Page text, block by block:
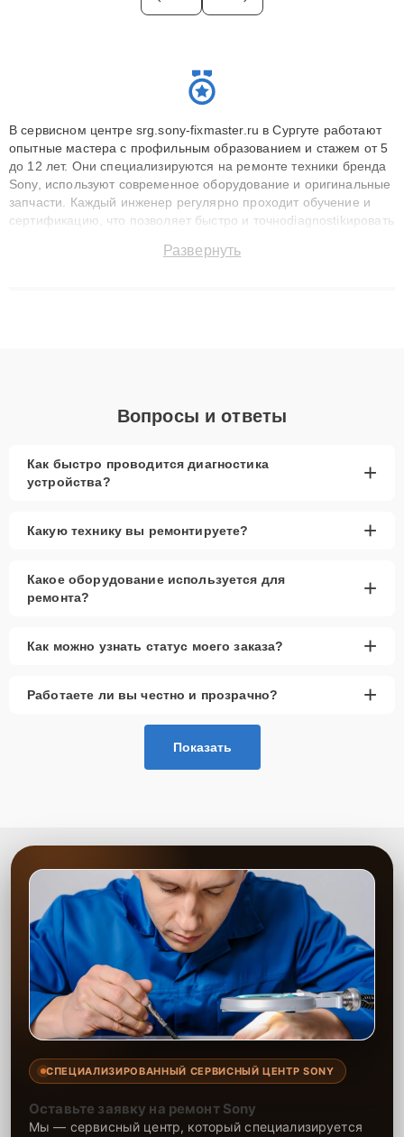
В сервисном центре srg.sony-fixmaster.ru в Сургуте работают
опытные мастера с профильным образованием и стажем от 5
до 12 лет. Они специализируются на ремонте техники бренда
Sony, используют современное оборудование и оригинальные
запчасти. Каждый инженер регулярно проходит обучение и
сертификацию, что позволяет быстро и точноdiagnostikировать
до 3 лет. Наши мастера решают сложные случаи: от замены
Развернуть
Вопросы и ответы
Как быстро проводится диагностика
устройства?
+
Какую технику вы ремонтируете? +
Какое оборудование используется для
ремонта?
+
Как можно узнать статус моего заказа? +
Работаете ли вы честно и прозрачно? +
Показать
СПЕЦИАЛИЗИРОВАННЫЙ СЕРВИСНЫЙ ЦЕНТР SONY
Оставьте заявку на ремонт Sony
Мы — сервисный центр, который специализируется